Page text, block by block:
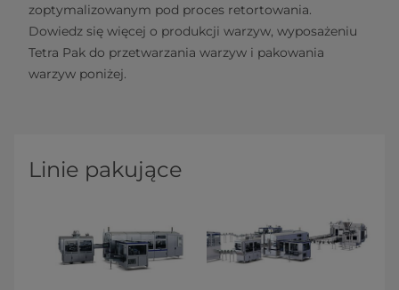
zoptymalizowanym pod proces retortowania.
Dowiedz się więcej o produkcji warzyw, wyposażeniu
Tetra Pak do przetwarzania warzyw i pakowania
warzyw poniżej.
Linie pakujące